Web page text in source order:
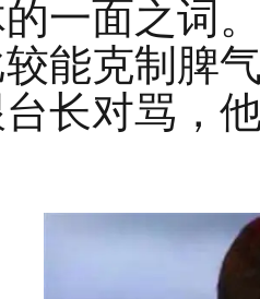
一面之词
能克制脾
长对骂，